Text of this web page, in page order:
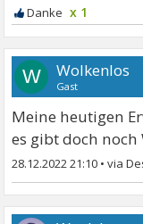
x 1
W Wolkenlos
Gast
Meine heutigen
es gibt doch
28.12.2022 21:10 •